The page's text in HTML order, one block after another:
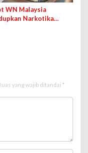
WN Malaysia
Narkotika
yang wajib ditandai *